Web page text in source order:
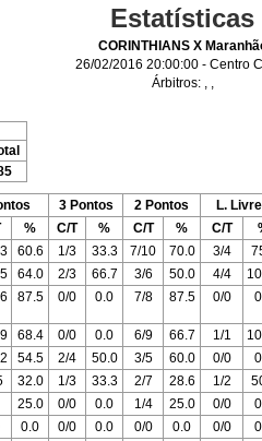
Estatísticas
CORINTHIANS X
26/02/2016 20:00:00 - Centro
Árbitros: , ,
3 Pontos 2 Pontos
L.
% C/T % C/T % C/T
60.6 1/3 33.3 7/10 70.0 3/4
64.0 2/3 66.7 3/6 50.0 4/4
87.5 0/0 0.0 7/8 87.5 0/0
68.4 0/0 0.0 6/9 66.7 1/1
54.5 2/4 50.0 3/5 60.0 0/0
32.0 1/3 33.3 2/7 28.6 1/2
25.0 0/0 0.0 1/4 25.0 0/0
0.0 0/0 0.0 0/0 0.0 0/0